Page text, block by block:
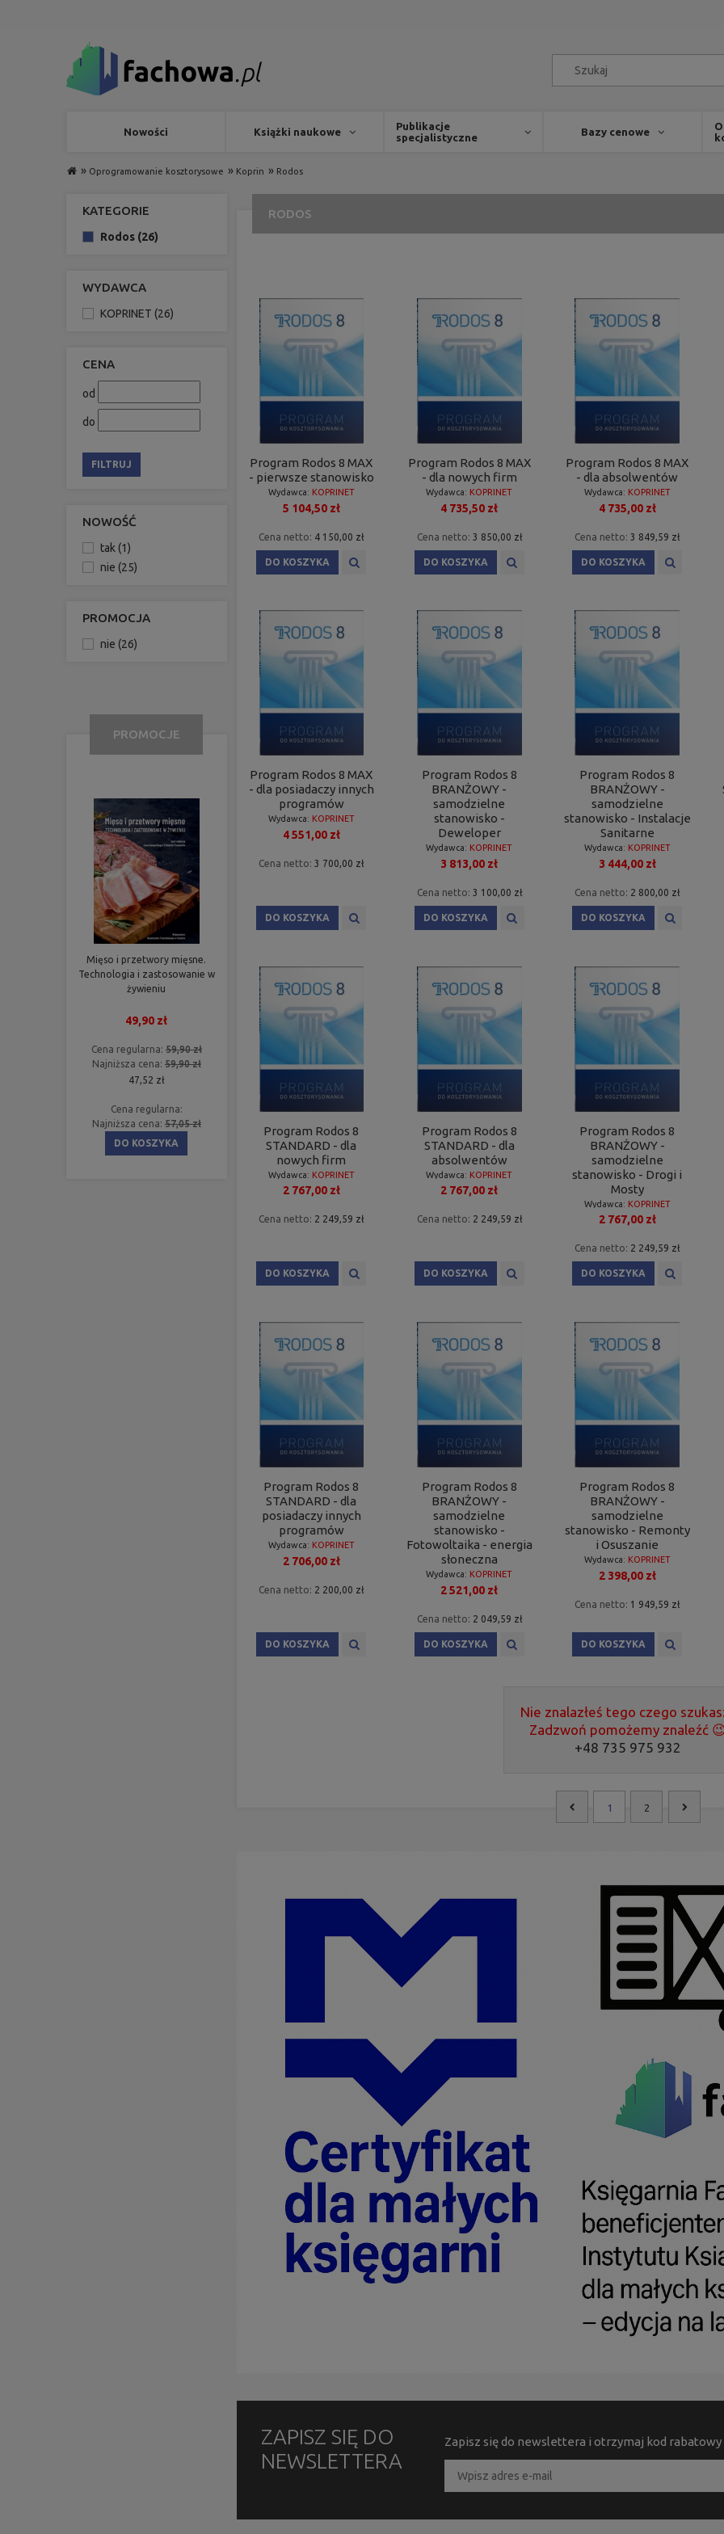
Nowości Książki naukowe
Publikacje
specjalistyczne
Bazy cenowe
» Oprogramowanie kosztorysowe » Koprin » Rodos
KATEGORIE
Rodos (26)
WYDAWCA
KOPRINET (26)
CENA
od
do
FILTRUJ
NOWOŚĆ
tak (1)
nie (25)
PROMOCJA
nie (26)
PROMOCJE
Mięso i przetwory mięsne.
Technologia i zastosowanie w
żywieniu
49,90 zł
Cena regularna: 59,90 zł
Najniższa cena: 59,90 zł
47,52 zł
Cena regularna:
Najniższa cena: 57,05 zł
DO KOSZYKA
RODOS
Program Rodos 8 MAX
- pierwsze stanowisko
Wydawca: KOPRINET
5 104,50 zł
Cena netto: 4 150,00 zł
DO KOSZYKA
Program Rodos 8 MAX
- dla nowych firm
Wydawca: KOPRINET
4 735,50 zł
Cena netto: 3 850,00 zł
DO KOSZYKA
Program Rodos 8 MAX
- dla absolwentów
Wydawca: KOPRINET
4 735,00 zł
Cena netto:3 849,59 zł
DO KOSZYKA
Program Rodos 8 MAX
- dla posiadaczy innych
programów
Wydawca: KOPRINET
4 551,00 zł
Cena netto:3 700,00 zł
DO KOSZYKA
Program Rodos 8
BRANŻOWY -
samodzielne
stanowisko -
Deweloper
Wydawca: KOPRINET
3 813,00 zł
Cena netto: 3 100,00 zł
DO KOSZYKA
Program Rodos 8
BRANŻOWY -
samodzielne
stanowisko - Instalacje
Sanitarne
Wydawca: KOPRINET
3 444,00 zł
Cena netto: 2 800,00 zł
DO KOSZYKA
Program Rodos 8
STANDARD - dla
nowych firm
Wydawca: KOPRINET
2 767,00 zł
Cena netto: 2 249,59 zł
DO KOSZYKA
Program Rodos 8
STANDARD - dla
absolwentów
Wydawca: KOPRINET
2 767,00 zł
Cena netto: 2 249,59 zł
DO KOSZYKA
Program Rodos 8
BRANŻOWY -
samodzielne
stanowisko - Drogi i
Mosty
Wydawca: KOPRINET
2 767,00 zł
Cena netto: 2 249,59 zł
DO KOSZYKA
Program Rodos 8
STANDARD - dla
posiadaczy innych
programów
Wydawca: KOPRINET
2 706,00 zł
Cena netto: 2 200,00 zł
DO KOSZYKA
Program Rodos 8
BRANŻOWY -
samodzielne
stanowisko -
Fotowoltaika - energia
słoneczna
Wydawca: KOPRINET
2 521,00 zł
Cena netto: 2 049,59 zł
DO KOSZYKA
Program Rodos 8
BRANŻOWY -
samodzielne
stanowisko - Remonty
i Osuszanie
Wydawca: KOPRINET
2 398,00 zł
Cena netto: 1 949,59 zł
DO KOSZYKA
Nie znalazłeś tego czego
Zadzwoń pomożemy znaleźć
+48 735 975 932
1 2
ZAPISZ SIĘ DO
NEWSLETTERA
Zapisz się do newslettera i otrzymaj kod rabatowy